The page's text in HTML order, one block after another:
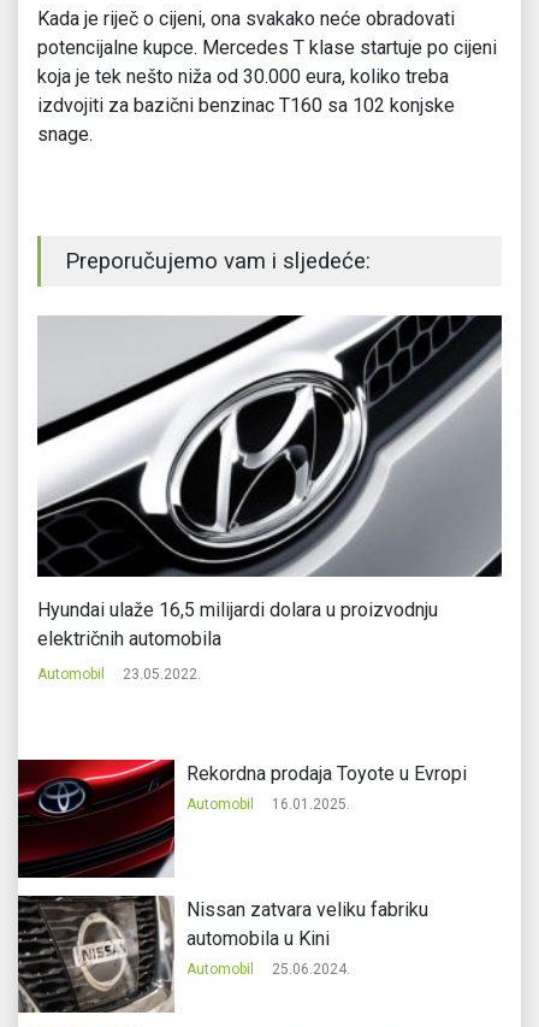
Kada je riječ o cijeni, ona svakako neće obradovati
potencijalne kupce. Mercedes T klase startuje po cijeni
koja je tek nešto niža od 30.000 eura, koliko treba
izdvojiti za bazični benzinac T160 sa 102 konjske
snage.
Preporučujemo vam i sljedeće:
Hyundai ulaže 16,5 milijardi dolara u proizvodnju
električnih automobila
Automobil 23.05.2022.
Rekordna prodaja Toyote u Evropi
Automobil 16.01.2025.
Nissan zatvara veliku fabriku
automobila u Kini
Automobil 25.06.2024.